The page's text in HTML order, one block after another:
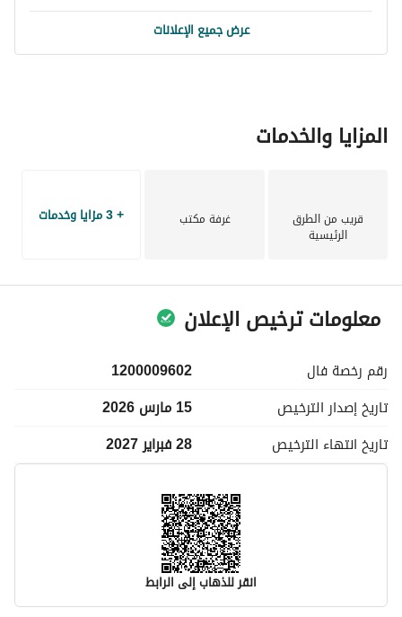
عرض جميع الإعلانات
المزايا والخدمات
قريب من الطرق
الرئيسية
غرفة مكتب + 3 مزايا وخدمات
معلومات ترخيص الإعلان
رقم رخصة فال
1200009602
تاريخ إصدار الترخيص
15 مارس 2026
تاريخ انتهاء الترخيص 28 فبراير 2027
انقر للذهاب إلى الرابط